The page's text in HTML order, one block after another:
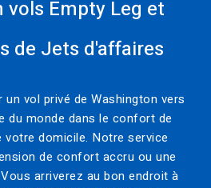
vols Empty Leg et
de Jets d'affaires
vol privé de Washington vers
du monde dans le confort de
votre domicile. Notre service
de confort accru ou une
arriverez au bon endroit à